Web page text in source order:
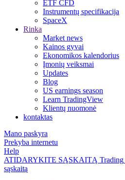
ETF CFD
Instrumentų specifikacija
SpaceX
Rinka
Market news
Kainos gyvai
Ekonomikos kalendorius
Įmonių veiksmai
Updates
Blog
US earnings season
Learn TradingView
Klientų nuomonė
kontaktas
Mano paskyra
Prekyba internetu
Help
ATIDARYKITE SĄSKAITĄ Trading
sąskaitą